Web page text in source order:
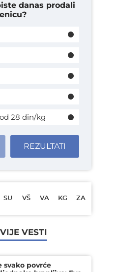
danas prodali
28 din/kg
REZULTATI
SU VŠ VA KG ZA
VESTI
svako povrće